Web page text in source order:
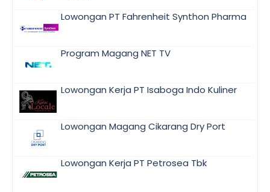
Lowongan PT Fahrenheit Synthon Pharma
Program Magang NET TV
Lowongan Kerja PT Isaboga Indo Kuliner
Lowongan Magang Cikarang Dry Port
Lowongan Kerja PT Petrosea Tbk